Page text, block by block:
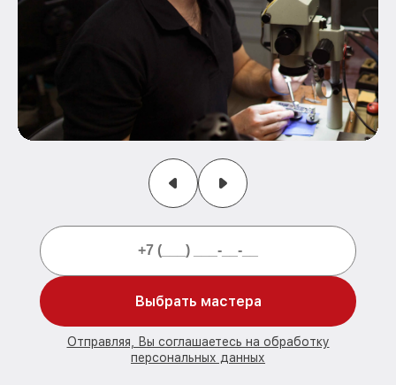
Выбрать мастера
Отправляя, Вы соглашаетесь на обработку
персональных данных